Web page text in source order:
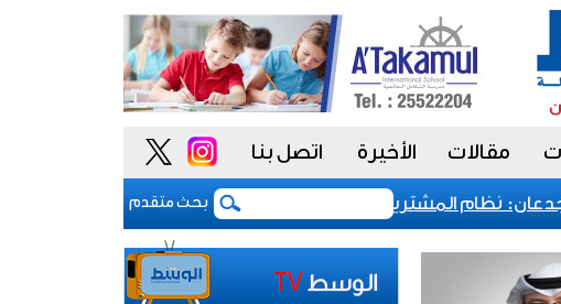
مقالات الأخيرة اتصل بنا
بحث متقدم
نظام المشتريات يمنح الحكومة السعودية أدوات أكثر مرونة